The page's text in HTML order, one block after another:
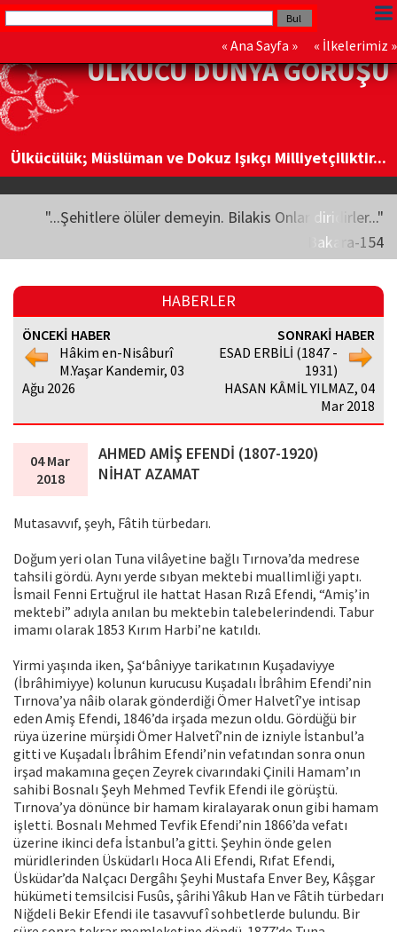
« Ana Sayfa » « İlkelerimiz »
ÜLKÜCÜ DÜNYA GÖRÜŞÜ
Ülkücülük; Müslüman ve Dokuz Işıkçı Milliyetçiliktir...
"...Şehitlere ölüler demeyin. Bilakis Onlar diridirler..."
Bakara-154
HABERLER
ÖNCEKİ HABER
Hâkim en-Nisâburî
M.Yaşar Kandemir, 03
Ağu 2026
SONRAKİ HABER
ESAD ERBİLİ (1847 -
1931)
HASAN KÂMİL YILMAZ, 04
Mar 2018
04 Mar
2018
AHMED AMİŞ EFENDİ (1807-1920)
NİHAT AZAMAT
Mutasavvıf, şeyh, Fâtih türbedarı.
Doğum yeri olan Tuna vilâyetine bağlı Tırnova’da medrese
tahsili gördü. Aynı yerde sıbyan mektebi muallimliği yaptı.
İsmail Fenni Ertuğrul ile hattat Hasan Rızâ Efendi, “Amiş’in
mektebi” adıyla anılan bu mektebin talebelerindendi. Tabur
imamı olarak 1853 Kırım Harbi’ne katıldı.
Yirmi yaşında iken, Şa‘bâniyye tarikatının Kuşadaviyye
(İbrâhimiyye) kolunun kurucusu Kuşadalı İbrâhim Efendi’nin
Tırnova’ya nâib olarak gönderdiği Ömer Halvetî’ye intisap
eden Amiş Efendi, 1846’da irşada mezun oldu. Gördüğü bir
rüya üzerine mürşidi Ömer Halvetî’nin de izniyle İstanbul’a
gitti ve Kuşadalı İbrâhim Efendi’nin vefatından sonra onun
irşad makamına geçen Zeyrek civarındaki Çinili Hamam’ın
sahibi Bosnalı Şeyh Mehmed Tevfik Efendi ile görüştü.
Tırnova’ya dönünce bir hamam kiralayarak onun gibi hamam
işletti. Bosnalı Mehmed Tevfik Efendi’nin 1866’da vefatı
üzerine ikinci defa İstanbul’a gitti. Şeyhin önde gelen
müridlerinden Üsküdarlı Hoca Ali Efendi, Rıfat Efendi,
Üsküdar’da Nalçacı Dergâhı Şeyhi Mustafa Enver Bey, Kâşgar
hükümeti temsilcisi Fusûs, şârihi Yâkub Han ve Fâtih türbedarı
Niğdeli Bekir Efendi ile tasavvufî sohbetlerde bulundu. Bir